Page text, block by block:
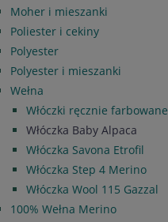
Moher i mieszanki
Poliester i cekiny
Polyester
Polyester i mieszanki
Wełna
Włóczki ręcznie farbowane
Włóczka Baby Alpaca
Włóczka Savona Etrofil
Włóczka Step 4 Merino
Włóczka Wool 115 Gazzal
100% Wełna Merino